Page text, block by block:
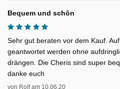
Bequem und schön
Sehr gut beraten vor dem Kauf.
geantwortet werden ohne
drängen. Die Cheris sind super
danke euch
von Rolfam 10.06.20